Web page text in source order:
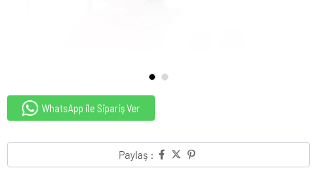
WhatsApp ile Sipariş Ver
Paylaş :